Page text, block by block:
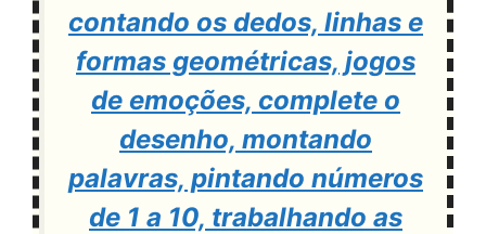
contando os dedos, linhas e
formas geométricas, jogos
de emoções, complete o
desenho, montando
palavras, pintando números
de 1 a 10, trabalhando as